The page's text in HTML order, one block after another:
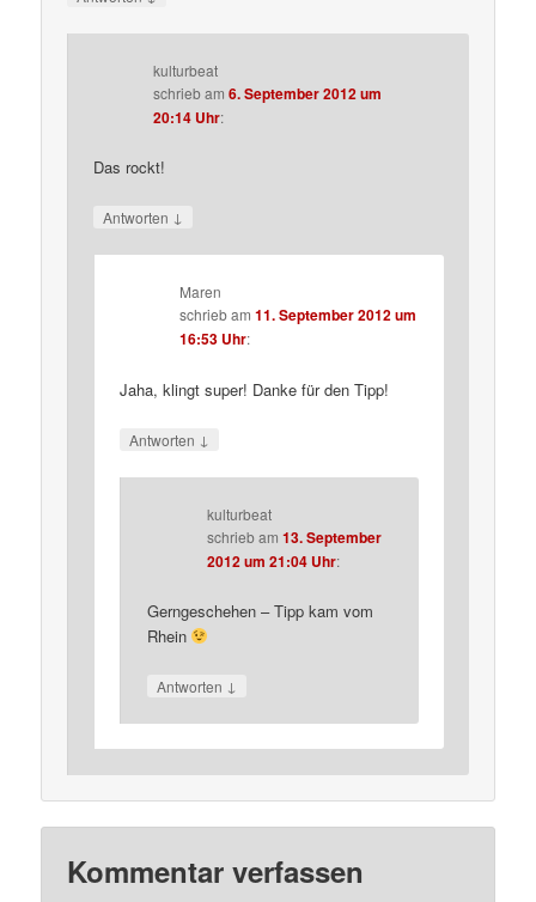
kulturbeat
schriebam6. September 2012 um
20:14 Uhr:
Das rockt!
Antworten ↓
Maren
schriebam11. September 2012 um
16:53 Uhr:
Jaha, klingt super! Danke für den Tipp!
Antworten ↓
kulturbeat
schriebam 13. September
2012 um 21:04 Uhr:
Gerngeschehen – Tipp kam vom
Rhein
Antworten ↓
Kommentar verfassen